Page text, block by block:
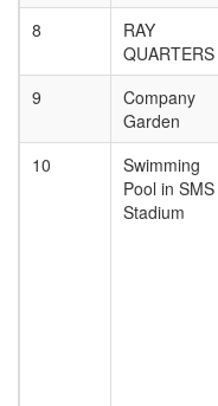
8
RAY
QUARTERS
9
Company
Garden
10
Swimming
Pool in SMS
Stadium